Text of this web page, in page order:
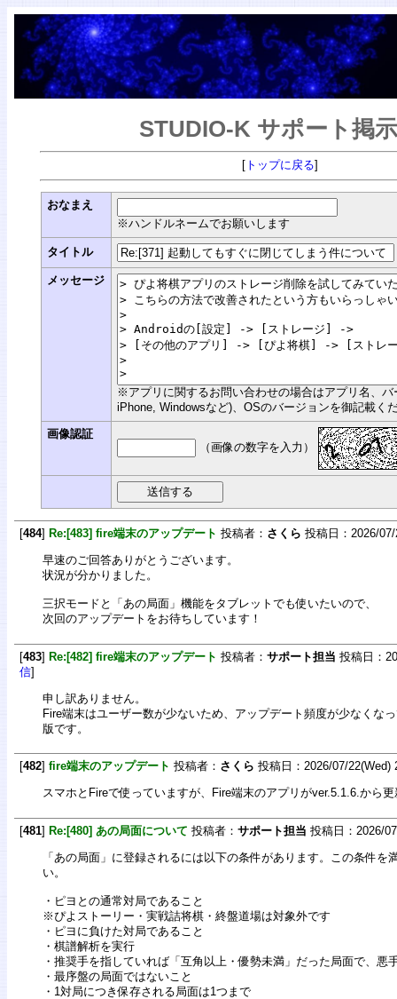
STUDIO-K サポート掲
[ トップに戻る]
おなまえ
※ハンドルネームでお願いします
タイトル
メッセージ
※アプリに関するお問い合わせの場合はアプリ名、
iPhone, Windowsなど)、OSのバージョンを御記載く
画像認証
（画像の数字を入力）
[484] Re:[483] fire端末のアップデート 投稿者： さくら 投稿日：2026/
早速のご回答ありがとうございます。
状況が分かりました。
三択モードと「あの局面」機能をタブレットでも使いたいので、
次回のアップデートをお待ちしています！
[483] Re:[482] fire端末のアップデート 投稿者： サポート担当 投稿日：
信]
申し訳ありません。
Fire端末はユーザー数が少ないため、アップデート頻度が少なくな
版です。
[482] fire端末のアップデート 投稿者： さくら 投稿日：2026/07/
スマホとFireで使っていますが、Fire端末のアプリがver.5.1.6.から
[481] Re:[480] あの局面について 投稿者： サポート担当 投稿日：2026/
「あの局面」に登録されるには以下の条件があります。この条件を
い。
・ピヨとの通常対局であること
※ぴよストーリー・実戦詰将棋・終盤道場は対象外です
・ピヨに負けた対局であること
・棋譜解析を実行
・推奨手を指していれば「互角以上・優勢未満」だった局面で、悪
・最序盤の局面ではないこと
・1対局につき保存される局面は1つまで